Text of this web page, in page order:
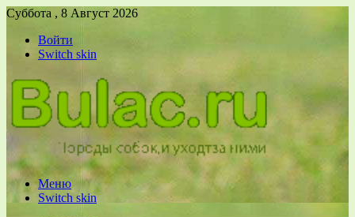
Суббота , 8 Август 2026
Войти
Switch skin
Меню
Switch skin